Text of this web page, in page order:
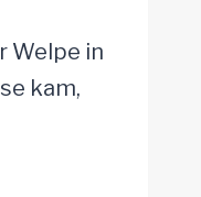
Welpe in
kam,